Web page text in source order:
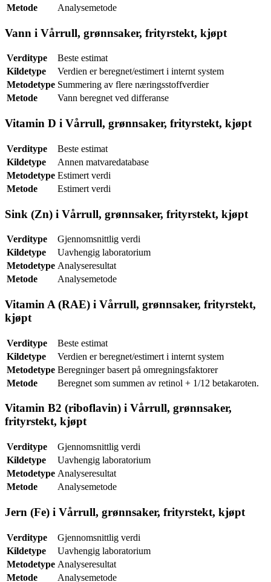
Metode Analysemetode
Vann i Vårrull, grønnsaker, frityrstekt, kjøpt
Verditype
Beste estimat
Kildetype
Verdien er beregnet/estimert i internt system
Metodetype Summering av flere næringsstoffverdier
Metode
Vann beregnet ved differanse
Vitamin D i Vårrull, grønnsaker, frityrstekt, kjøpt
Verditype
Beste estimat
Kildetype
Annen matvaredatabase
Metodetype Estimert verdi
Metode
Estimert verdi
Sink (Zn) i Vårrull, grønnsaker, frityrstekt, kjøpt
Verditype
Gjennomsnittlig verdi
Kildetype
Uavhengig laboratorium
Metodetype Analyseresultat
Metode
Analysemetode
Vitamin A (RAE) i Vårrull, grønnsaker, frityrstekt,
kjøpt
Verditype
Beste estimat
Kildetype
Verdien er beregnet/estimert i internt system
Metodetype Beregninger basert på omregningsfaktorer
Metode
Beregnet som summen av retinol + 1/12 betakaroten.
Vitamin B2 (riboflavin) i Vårrull, grønnsaker,
frityrstekt, kjøpt
Verditype
Gjennomsnittlig verdi
Kildetype
Uavhengig laboratorium
Metodetype Analyseresultat
Metode
Analysemetode
Jern (Fe) i Vårrull, grønnsaker, frityrstekt, kjøpt
Verditype
Gjennomsnittlig verdi
Kildetype
Uavhengig laboratorium
Metodetype Analyseresultat
Metode
Analysemetode